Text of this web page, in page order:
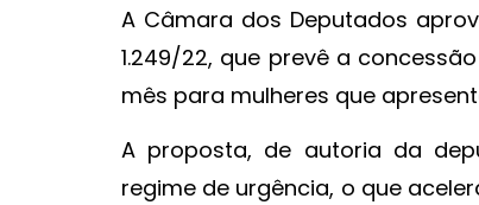
A Câmara dos Deputados
1.249/22, que prevê a
mês para mulheres que
A proposta, de autoria da
regime de urgência, o que